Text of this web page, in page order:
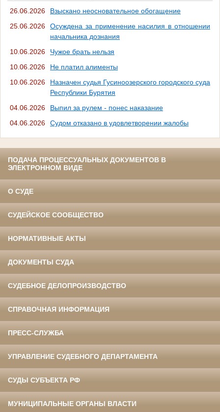
26.06.2026
Взыскано неосновательное обогащение
25.06.2026
Осуждена за применение насилия в отношении
начальника дознания
10.06.2026
Чужое брать нельзя
10.06.2026
Не платил алименты
10.06.2026
Назначен судья Гусиноозерского городского суда
Республики Бурятия
04.06.2026
Выпил за рулем - понес наказание
04.06.2026
Судом отказано в удовлетворении жалобы
ПОДАЧА ПРОЦЕССУАЛЬНЫХ ДОКУМЕНТОВ В
ЭЛЕКТРОННОМ ВИДЕ
О СУДЕ
СУДЕЙСКОЕ СООБЩЕСТВО
НОРМАТИВНЫЕ АКТЫ
ДОКУМЕНТЫ СУДА
СУДЕБНОЕ ДЕЛОПРОИЗВОДСТВО
СПРАВОЧНАЯ ИНФОРМАЦИЯ
ПРЕСС-СЛУЖБА
УПРАВЛЕНИЕ СУДЕБНОГО ДЕПАРТАМЕНТА
СУДЫ СУБЪЕКТА РФ
МУНИЦИПАЛЬНЫЕ ОРГАНЫ ВЛАСТИ